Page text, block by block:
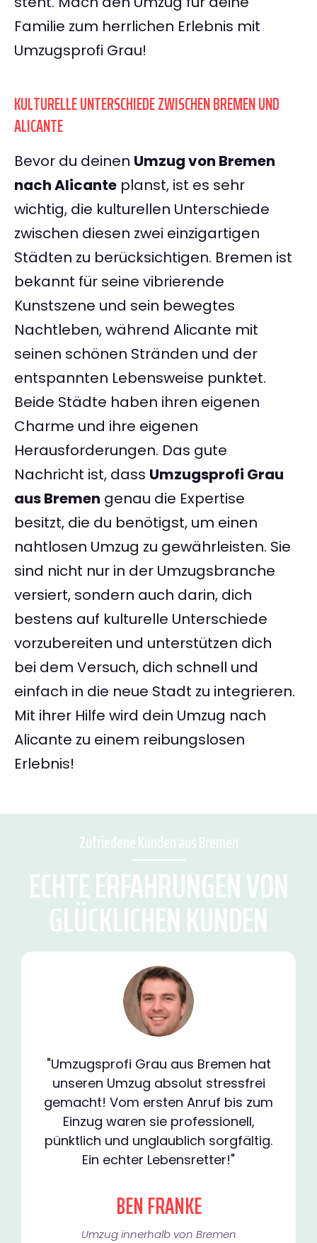
Familie zum herrlichen Erlebnis mit
Umzugsprofi Grau!
KULTURELLE UNTERSCHIEDE ZWISCHEN BREMEN UND
ALICANTE
Bevor du deinen Umzug von Bremen
nach Alicante planst, ist es sehr
wichtig, die kulturellen Unterschiede
zwischen diesen zwei einzigartigen
Städten zu berücksichtigen. Bremen ist
bekannt für seine vibrierende
Kunstszene und sein bewegtes
Nachtleben, während Alicante mit
seinen schönen Stränden und der
entspannten Lebensweise punktet.
Beide Städte haben ihren eigenen
Charme und ihre eigenen
Herausforderungen. Das gute
Nachricht ist, dass Umzugsprofi Grau
aus Bremen genau die Expertise
besitzt, die du benötigst, um einen
nahtlosen Umzug zu gewährleisten. Sie
sind nicht nur in der Umzugsbranche
versiert, sondern auch darin, dich
bestens auf kulturelle Unterschiede
vorzubereiten und unterstützen dich
bei dem Versuch, dich schnell und
einfach in die neue Stadt zu integrieren.
Mit ihrer Hilfe wird dein Umzug nach
Alicante zu einem reibungslosen
Erlebnis!
Zufriedene Kunden aus Bremen
ECHTE ERFAHRUNGEN VON
GLÜCKLICHEN KUNDEN
"Umzugsprofi Grau aus Bremen hat
unseren Umzug absolut stressfrei
gemacht! Vom ersten Anruf bis zum
Einzug waren sie professionell,
pünktlich und unglaublich sorgfältig.
Ein echter Lebensretter!"
BEN FRANKE
Umzug innerhalb von Bremen​